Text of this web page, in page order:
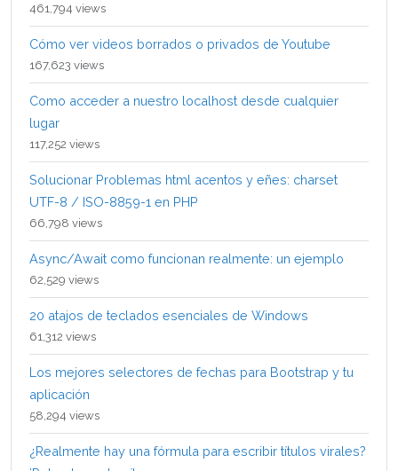
461,794 views
Cómo ver videos borrados o privados de Youtube
167,623 views
Como acceder a nuestro localhost desde cualquier
lugar
117,252 views
Solucionar Problemas html acentos y eñes: charset
UTF-8 / ISO-8859-1 en PHP
66,798 views
Async/Await como funcionan realmente: un ejemplo
62,529 views
20 atajos de teclados esenciales de Windows
61,312 views
Los mejores selectores de fechas para Bootstrap y tu
aplicación
58,294 views
¿Realmente hay una fórmula para escribir títulos virales?